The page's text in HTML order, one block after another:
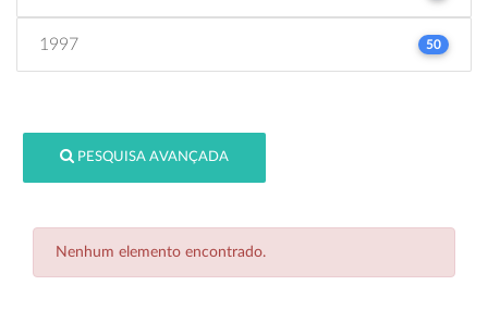
1997 50
PESQUISA AVANÇADA
Nenhum elemento encontrado.